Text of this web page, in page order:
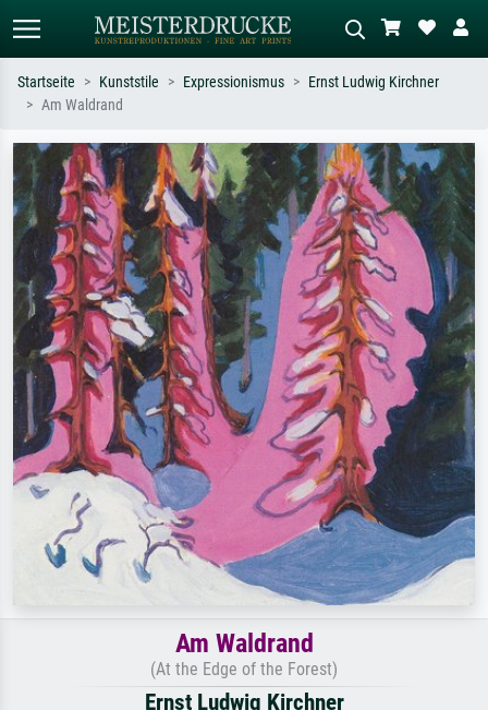
Suchen Sie nach Künstlern, Werktiteln
oder Stilen – z.B. Monet,
Sternennacht, Impressionismus, Welle
Hokusai, Akt.
Beschreiben Sie die Szene – z.B. Grüne
Wiese, Abstrakt mit viel Rot, Dunkles
Ölgemälde, Stehender Akt neben einem
Baum.
Startseite Kunststile Expressionismus
Ernst Ludwig Kirchner
Am Waldrand
Am Waldrand
(At the Edge of the Forest)
Ernst Ludwig Kirchner